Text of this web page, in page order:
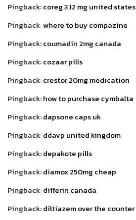
Pingback:coreg 3,12 mg united states
Pingback:where to buy compazine
Pingback:coumadin 2mg canada
Pingback:cozaar pills
Pingback:crestor 20mg medication
Pingback:how to purchase cymbalta
Pingback:dapsone caps uk
Pingback:ddavp united kingdom
Pingback:depakote pills
Pingback:diamox 250mg cheap
Pingback:differin canada
Pingback:diltiazem over the counter